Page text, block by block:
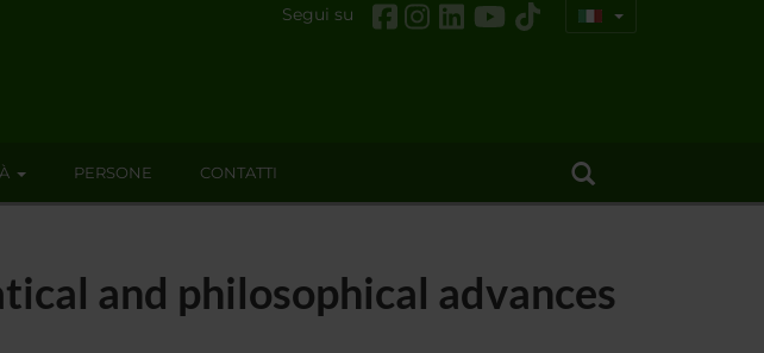
Segui su
PERSONE CONTATTI
and philosophical advances